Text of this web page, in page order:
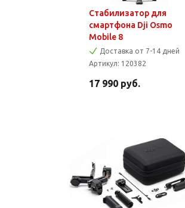
Стабилизатор для
смартфона Dji Osmo
Mobile 8
Доставка от 7-14 дней
Артикул: 120382
17 990 руб.